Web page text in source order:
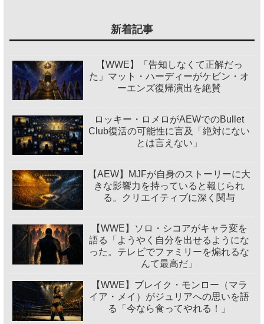
新着記事
【WWE】「告知しなくて正解だっ
た」マット・ハーディーがケビン・オ
ーエンズ復帰演出を絶賛
ロッキー・ロメロがAEWでのBullet
Club復活の可能性に言及「絶対にない
とは言えない」
【AEW】MJFが自身のストーリーに大
きな影響力を持っていると報じられ
る。クリエイティブに深く関与
【WWE】ソロ・シコアがキャラ変を
語る「ようやく自分を出せるようにな
った。テレビでファミリーを煽れるな
んて最高だ」
【WWE】ブレイク・モンロー（マラ
イア・メイ）がジュリアへの思いを語
る「今なら食ってやれる！」